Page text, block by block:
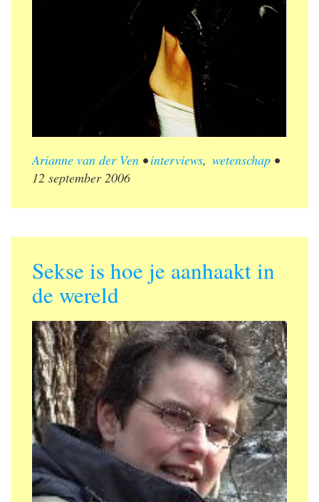
Arianne van der Ven •interviews, wetenschap•
12 september 2006
Sekse is hoe je aanhaakt in
de wereld